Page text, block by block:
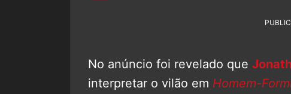
No anúncio foi revelado que
interpretar o vilão em Homem-